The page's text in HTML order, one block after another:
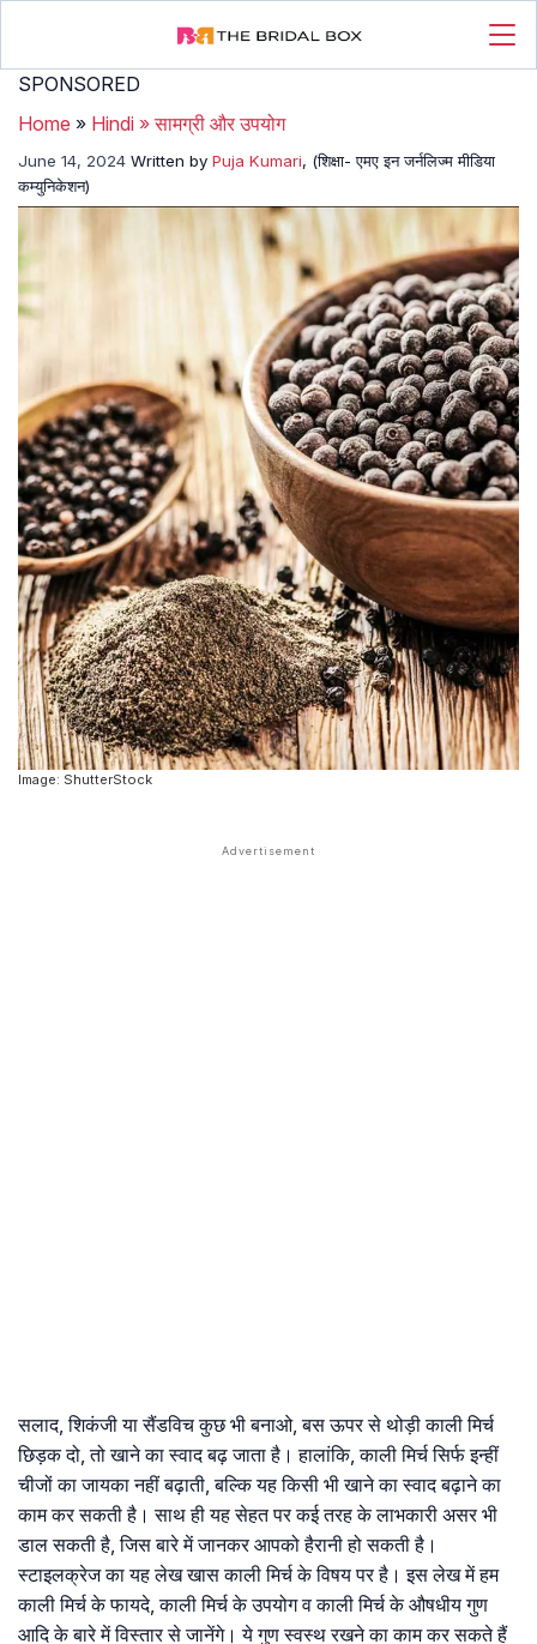
SPONSORED
Home » Hindi »सामग्री और उपयोग
June 14, 2024 Written by Puja Kumari, (शिक्षा- एमए इन जर्नलिज्म मीडिया
कम्युनिकेशन)
Image: ShutterStock
सलाद, शिकंजी या सैंडविच कुछ भी बनाओ, बस ऊपर से थोड़ी काली मिर्च
छिड़क दो, तो खाने का स्वाद बढ़ जाता है। हालांकि, काली मिर्च सिर्फ इन्हीं
चीजों का जायका नहीं बढ़ाती, बल्कि यह किसी भी खाने का स्वाद बढ़ाने का
काम कर सकती है। साथ ही यह सेहत पर कई तरह के लाभकारी असर भी
डाल सकती है, जिस बारे में जानकर आपको हैरानी हो सकती है।
स्टाइलक्रेज का यह लेख खास काली मिर्च के विषय पर है। इस लेख में हम
काली मिर्च के फायदे, काली मिर्च के उपयोग व काली मिर्च के औषधीय गुण
आदि के बारे में विस्तार से जानेंगे। ये गुण स्वस्थ रखने का काम कर सकते हैं